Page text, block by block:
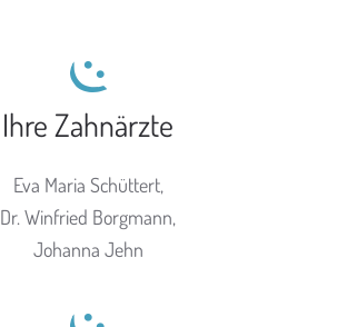
Ihre Zahnärzte
Eva Maria Schüttert,
Dr. Winfried Borgmann,
Johanna Jehn